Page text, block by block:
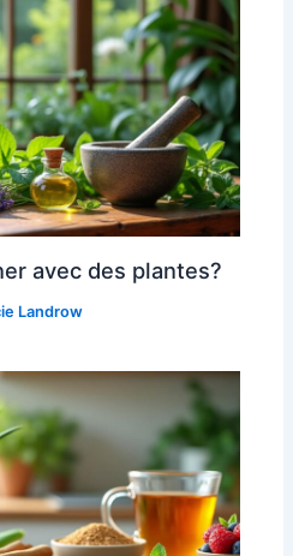
avec des plantes?
Landrow